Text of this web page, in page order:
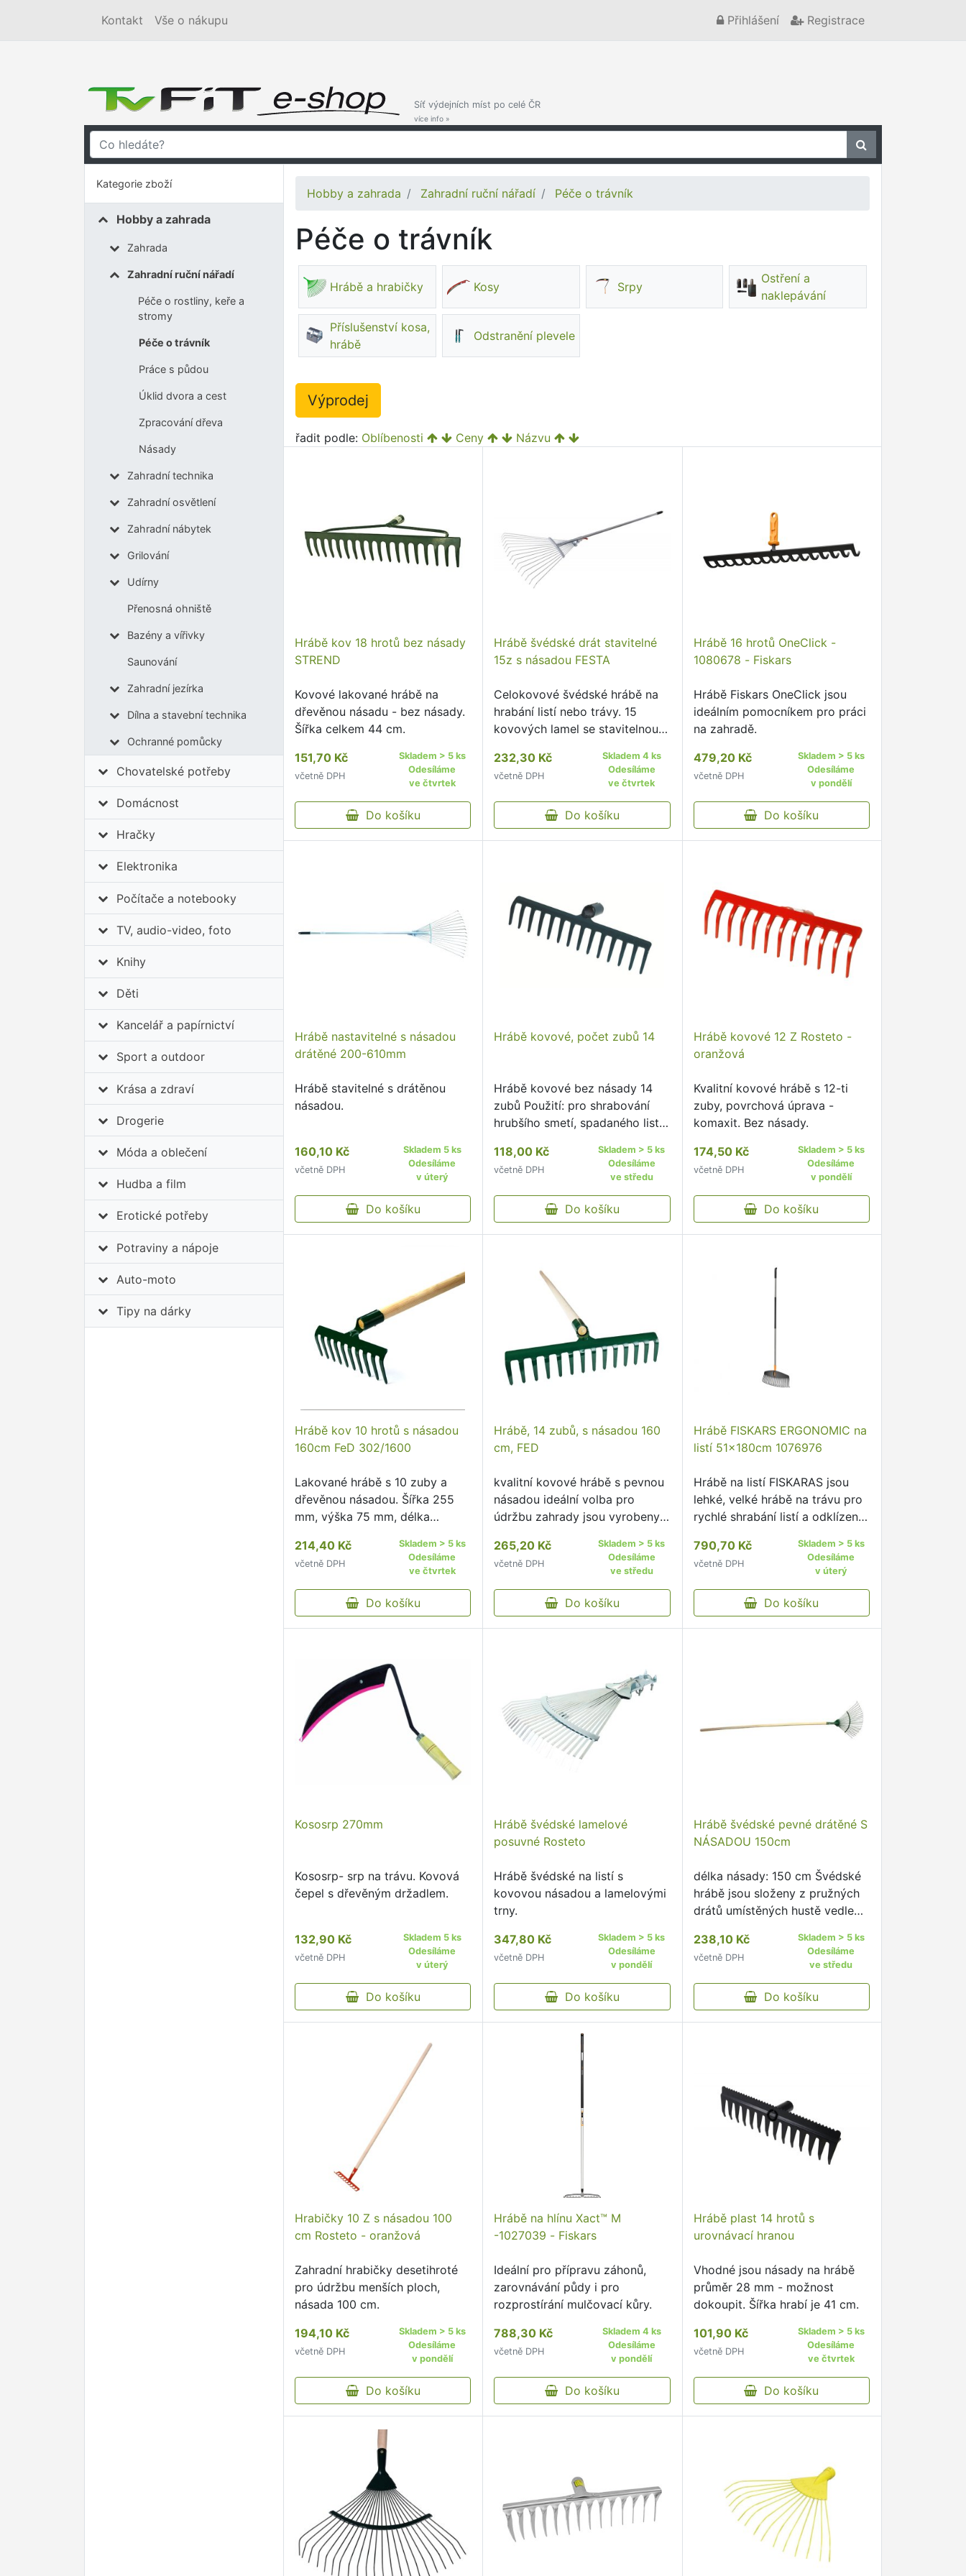
Kontakt Vše o nákupu Přihlášení Registrace
Síť výdejních míst po celé ČR
více info »
Kategorie zboží
Hobby a zahrada
Zahrada
Zahradní ruční nářadí
Péče o rostliny, keře a
stromy
Péče o trávník
Práce s půdou
Úklid dvora a cest
Zpracování dřeva
Násady
Zahradní technika
Zahradní osvětlení
Zahradní nábytek
Grilování
Udírny
Přenosná ohniště
Bazény a vířivky
Saunování
Zahradní jezírka
Dílna a stavební technika
Ochranné pomůcky
Chovatelské potřeby
Domácnost
Hračky
Elektronika
Počítače a notebooky
TV, audio-video, foto
Knihy
Děti
Kancelář a papírnictví
Sport a outdoor
Krása a zdraví
Drogerie
Móda a oblečení
Hudba a film
Erotické potřeby
Potraviny a nápoje
Auto-moto
Tipy na dárky
Hobby a zahrada Zahradní ruční nářadí Péče o trávník
Péče o trávník
Hrábě a hrabičky Kosy Srpy
Ostření a
naklepávání
Příslušenství kosa,
hrábě
Odstranění plevele
Výprodej
řadit podle: Oblíbenosti Ceny Názvu
Hrábě kov 18 hrotů bez násady
STREND
Kovové lakované hrábě na
dřevěnou násadu - bez násady.
Šířka celkem 44 cm.
151,70 Kč
včetně DPH
Skladem > 5 ks
Odesíláme
ve čtvrtek
Do košíku
Hrábě švédské drát stavitelné
15z s násadou FESTA
Celokovové švédské hrábě na
hrabání listí nebo trávy. 15
kovových lamel se stavitelnou
232,30 Kč
včetně DPH
Skladem 4 ks
Odesíláme
ve čtvrtek
Do košíku
Hrábě 16 hrotů OneClick -
1080678 - Fiskars
Hrábě Fiskars OneClick jsou
ideálním pomocníkem pro práci
na zahradě.
479,20 Kč
včetně DPH
Skladem > 5 ks
Odesíláme
v pondělí
Do košíku
Hrábě nastavitelné s násadou
drátěné 200-610mm
Hrábě stavitelné s drátěnou
násadou.
160,10 Kč
včetně DPH
Skladem 5 ks
Odesíláme
v úterý
Do košíku
Hrábě kovové, počet zubů 14
Hrábě kovové bez násady 14
zubů Použití: pro shrabování
hrubšího smetí, spadaného listí,
zeminy Materiál: železo Váha:
0,4 kg
118,00 Kč
včetně DPH
Skladem > 5 ks
Odesíláme
ve středu
Do košíku
Hrábě kovové 12 Z Rosteto -
oranžová
Kvalitní kovové hrábě s 12-ti
zuby, povrchová úprava -
komaxit. Bez násady.
174,50 Kč
včetně DPH
Skladem > 5 ks
Odesíláme
v pondělí
Do košíku
Hrábě kov 10 hrotů s násadou
160cm FeD 302/1600
Lakované hrábě s 10 zuby a
dřevěnou násadou. Šířka 255
mm, výška 75 mm, délka
214,40 Kč
včetně DPH
Skladem > 5 ks
Odesíláme
ve čtvrtek
Do košíku
Hrábě, 14 zubů, s násadou 160
cm, FED
kvalitní kovové hrábě s pevnou
násadou ideální volba pro
údržbu zahrady jsou vyrobeny z
zajišťuje dlouhou životnost a
spolehlivost při práci
ergonomická násada poskytuje
pohodlný …
265,20 Kč
včetně DPH
Skladem > 5 ks
Odesíláme
ve středu
Do košíku
Hrábě FISKARS ERGONOMIC na
listí 51x180cm 1076976
Hrábě na listí FISKARAS jsou
lehké, velké hrábě na trávu pro
rychlé shrabání listí a odklízení
790,70 Kč
včetně DPH
Skladem > 5 ks
Odesíláme
v úterý
Do košíku
Kososrp 270mm
Kososrp- srp na trávu. Kovová
čepel s dřevěným držadlem.
132,90 Kč
včetně DPH
Skladem 5 ks
Odesíláme
v úterý
Do košíku
Hrábě švédské lamelové
posuvné Rosteto
Hrábě švédské na listí s
kovovou násadou a lamelovými
trny.
347,80 Kč
včetně DPH
Skladem > 5 ks
Odesíláme
v pondělí
Do košíku
Hrábě švédské pevné drátěné S
NÁSADOU 150cm
délka násady: 150 cm Švédské
hrábě jsou složeny z pružných
drátů umístěných hustě vedle
trávnatých ploch, shrabování
listí.
238,10 Kč
včetně DPH
Skladem > 5 ks
Odesíláme
ve středu
Do košíku
Hrabičky 10 Z s násadou 100
cm Rosteto - oranžová
Zahradní hrabičky desetihroté
pro údržbu menších ploch,
násada 100 cm.
194,10 Kč
včetně DPH
Skladem > 5 ks
Odesíláme
v pondělí
Do košíku
Hrábě na hlínu Xact™ M
-1027039 - Fiskars
Ideální pro přípravu záhonů,
zarovnávání půdy i pro
rozprostírání mulčovací kůry.
788,30 Kč
včetně DPH
Skladem 4 ks
Odesíláme
v pondělí
Do košíku
Hrábě plast 14 hrotů s
urovnávací hranou
Vhodné jsou násady na hrábě
průměr 28 mm - možnost
dokoupit. Šířka hrabí je 41 cm.
101,90 Kč
včetně DPH
Skladem > 5 ks
Odesíláme
ve čtvrtek
Do košíku